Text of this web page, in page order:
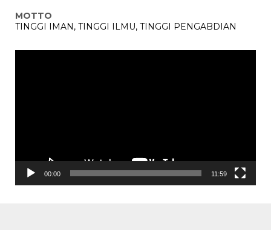
MOTTO
TINGGI IMAN, TINGGI ILMU, TINGGI PENGABDIAN
00:00 11:59